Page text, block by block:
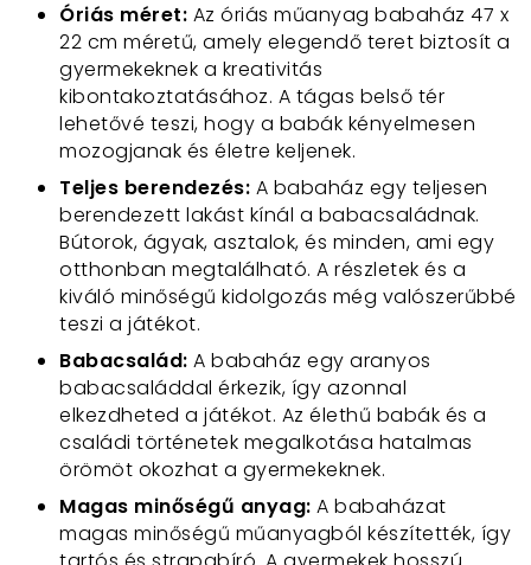
Óriás méret: Az óriás műanyag babaház 47 x
22 cm méretű, amely elegendő teret biztosít a
gyermekeknek a kreativitás
kibontakoztatásához. A tágas belső tér
lehetővé teszi, hogy a babák kényelmesen
mozogjanak és életre keljenek.
Teljes berendezés: A babaház egy teljesen
berendezett lakást kínál a babacsaládnak.
Bútorok, ágyak, asztalok, és minden, ami egy
otthonban megtalálható. A részletek és a
kiváló minőségű kidolgozás még valószerűbbé
teszi a játékot.
Babacsalád: A babaház egy aranyos
babacsaláddal érkezik, így azonnal
elkezdheted a játékot. Az élethű babák és a
családi történetek megalkotása hatalmas
örömöt okozhat a gyermekeknek.
Magas minőségű anyag: A babaházat
magas minőségű műanyagból készítették, így